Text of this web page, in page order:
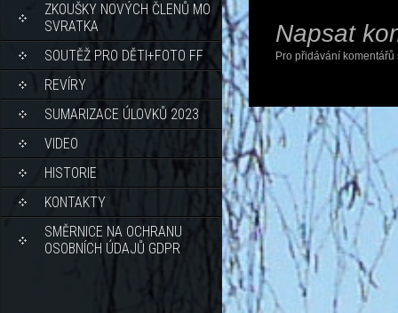
ZKOUŠKY NOVÝCH ČLENŮ MO
SVRATKA
SOUTĚŽ PRO DĚTI+FOTO FF
REVÍRY
SUMARIZACE ÚLOVKŮ 2023
VIDEO
HISTORIE
KONTAKTY
SMĚRNICE NA OCHRANU
OSOBNÍCH ÚDAJŮ GDPR
Napsat
Pro přidávání